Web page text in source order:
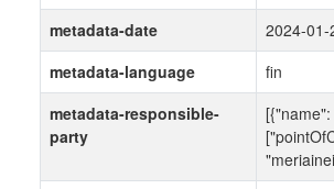
metadata-date
2024-01-
metadata-language
fin
metadata-responsible-
party